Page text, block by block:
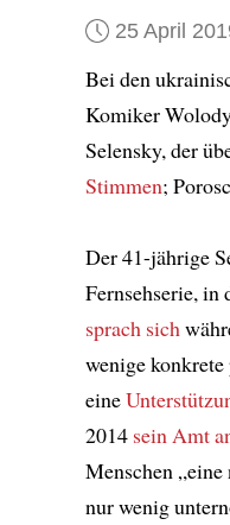
25 April
Bei den
Komiker
Selensky, der
Stimmen;
Der 41-jährige
Fernsehserie, in
sprach sich
wenige
eine
2014 sein Amt
Menschen
nur wenig